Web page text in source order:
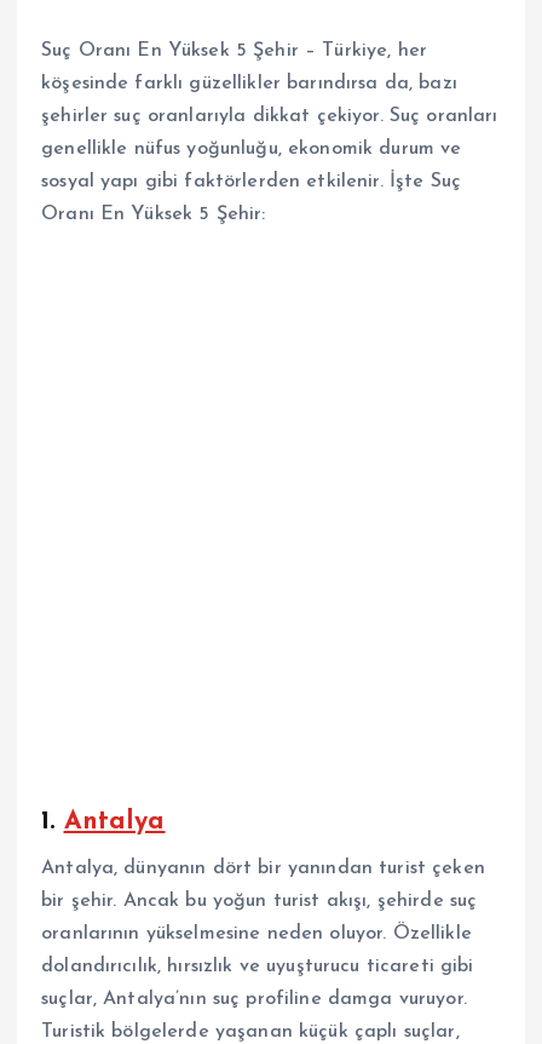
Suç Oranı En Yüksek 5 Şehir – Türkiye, her
köşesinde farklı güzellikler barındırsa da, bazı
şehirler suç oranlarıyla dikkat çekiyor. Suç oranları
genellikle nüfus yoğunluğu, ekonomik durum ve
sosyal yapı gibi faktörlerden etkilenir. İşte Suç
Oranı En Yüksek 5 Şehir:
1. Antalya
Antalya, dünyanın dört bir yanından turist çeken
bir şehir. Ancak bu yoğun turist akışı, şehirde suç
oranlarının yükselmesine neden oluyor. Özellikle
dolandırıcılık, hırsızlık ve uyuşturucu ticareti gibi
suçlar, Antalya’nın suç profiline damga vuruyor.
Turistik bölgelerde yaşanan küçük çaplı suçlar,